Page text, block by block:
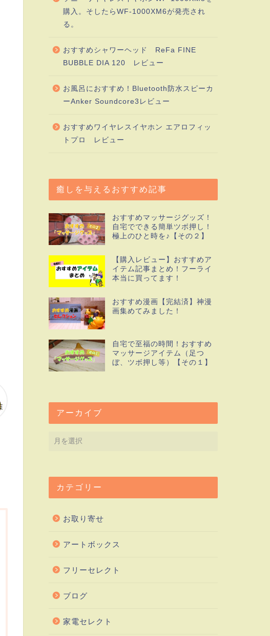
購入。そしたらWF-1000XM6が発売され
る。
おすすめシャワーヘッド ReFa FINE
BUBBLE DIA 120 レビュー
お風呂におすすめ！Bluetooth防水スピーカ
ーAnker Soundcore3レビュー
おすすめワイヤレスイヤホン エアロフィッ
トプロ レビュー
癒しを与えるおすすめ記事
おすすめマッサージグッズ！
自宅でできる簡単ツボ押し！
極上のひと時を♪【その２】
【購入レビュー】おすすめア
イテム記事まとめ！フーライ
本当に買ってます！
おすすめ漫画【完結済】神漫
画集めてみました！
自宅で至福の時間！おすすめ
マッサージアイテム（足つ
ぼ、ツボ押し等）【その１】
アーカイブ
カテゴリー
お取り寄せ
アートボックス
フリーセレクト
ブログ
家電セレクト